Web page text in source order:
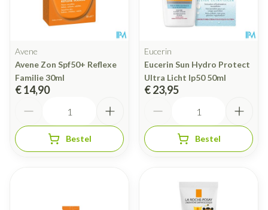
Avene
Avene Zon Spf50+ Reflexe
Familie 30ml
€ 14,90
Bestel
Eucerin
Eucerin Sun Hydro Protect
Ultra Licht Ip50 50ml
€ 23,95
Bestel